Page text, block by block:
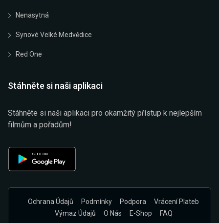
Nenasytná
Synové Velké Medvědice
Red One
Stáhněte si naši aplikaci
Stáhněte si naši aplikaci pro okamžitý přístup k nejlepším
filmům a pořadům!
Ochrana Údajů Podmínky Podpora
Vrácení Plateb
Výmaz Údajů
O Nás E-Shop FAQ